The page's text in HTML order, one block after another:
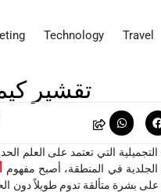
Technology Travel
تقشير
التجميلية التي تعتمد على
الجلدية في المنطقة، أصبح مفهوم
بشرة متألقة تدوم طويلاً دون